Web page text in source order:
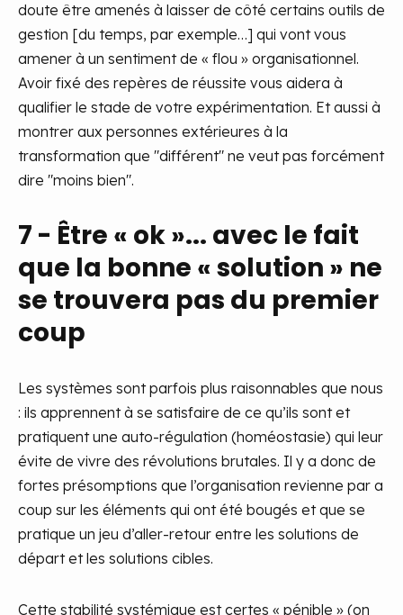
doute être amenés à laisser de côté certains outils de
gestion [du temps, par exemple…] qui vont vous
amener à un sentiment de « flou » organisationnel.
Avoir fixé des repères de réussite vous aidera à
qualifier le stade de votre expérimentation. Et aussi à
montrer aux personnes extérieures à la
transformation que "différent" ne veut pas forcément
dire "moins bien".
7 - Être « ok »... avec le fait
que la bonne « solution » ne
se trouvera pas du premier
coup
Les systèmes sont parfois plus raisonnables que nous
: ils apprennent à se satisfaire de ce qu’ils sont et
pratiquent une auto-régulation (homéostasie) qui leur
évite de vivre des révolutions brutales. Il y a donc de
fortes présomptions que l’organisation revienne par a
coup sur les éléments qui ont été bougés et que se
pratique un jeu d’aller-retour entre les solutions de
départ et les solutions cibles.
Cette stabilité systémique est certes « pénible » (on